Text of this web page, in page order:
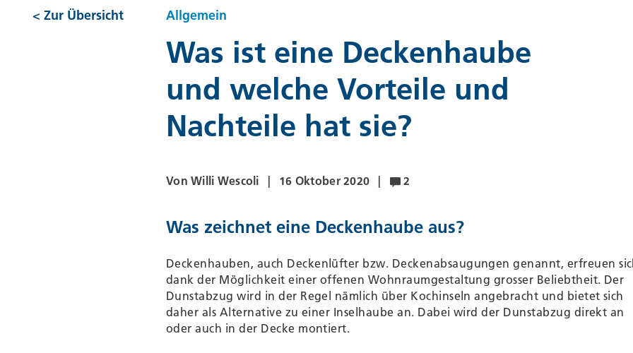
< Zur Übersicht Allgemein
Was ist eine Deckenhaube
und welche Vorteile und
Nachteile hat sie?
Von Willi Wescoli 16 Oktober 2020 2
Was zeichnet eine Deckenhaube aus?
Deckenhauben, auch Deckenlüfter bzw. Deckenabsaugungen genannt, erfreuen
dank der Möglichkeit einer offenen Wohnraumgestaltung grosser Beliebtheit. Der
Dunstabzug wird in der Regel nämlich über Kochinseln angebracht und bietet sich
daher als Alternative zu einer Inselhaube an. Dabei wird der Dunstabzug direkt an
oder auch in der Decke montiert.